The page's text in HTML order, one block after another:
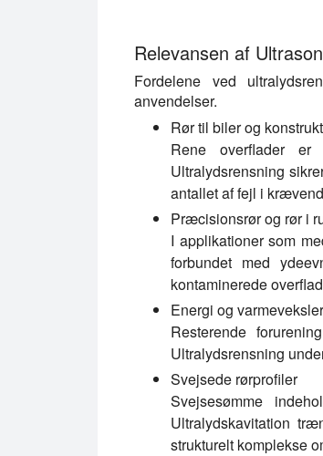
Relevansen af
Fordelene ved
anvendelser.
Rør til biler og
Rene overflader er
Ultralydsrensning
antallet af fejl i
Præcisionsrør og rør i
I applikationer som
forbundet med
kontaminerede
Energi og
Resterende
Ultralydsrensning
Svejsede rørprofiler
Svejsesømme
Ultralydskavitation
strukturelt komplekse